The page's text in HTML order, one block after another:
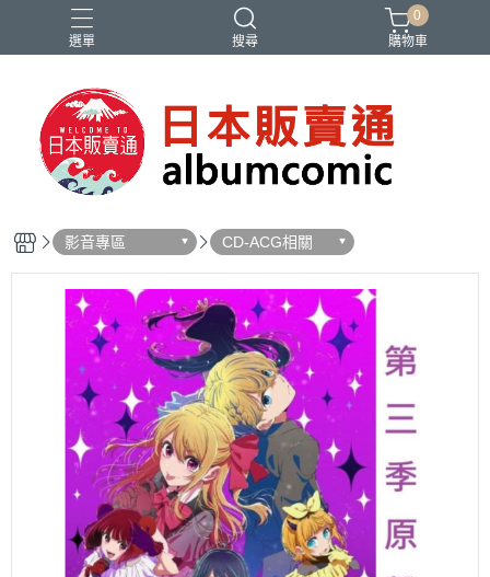
選單 搜尋
Ado IDOLiSH7 バンドリ 刀劍亂舞 妮姬
0
購物車
影音專區 CD-ACG相關